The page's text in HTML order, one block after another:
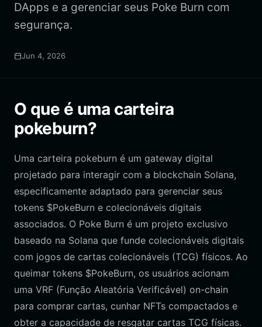
DApps e a gerenciar seus Poke Burn com
segurança.
Jun 4, 2026
O que é uma carteira
pokeburn?
Uma carteira pokeburn é um gateway digital
projetado para interagir com a blockchain Solana,
especificamente adaptado para gerenciar seus
tokens $PokeBurn e colecionáveis digitais
associados. O Poke Burn é um projeto exclusivo
baseado na Solana que funde colecionáveis digitais
com jogos de cartas colecionáveis (TCG) físicos. Ao
queimar tokens $PokeBurn, os usuários acionam
uma VRF (Função Aleatória Verificável) on-chain
para comprar cartas, cunhar NFTs compactados e
obter a capacidade de resgatar cartas TCG físicas.